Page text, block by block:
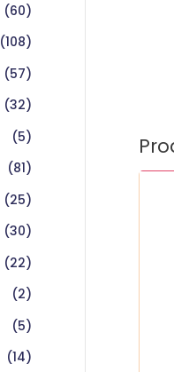
(60)
(108)
(57)
(32)
(5)
(81)
(25)
(30)
(22)
(2)
(5)
(14)